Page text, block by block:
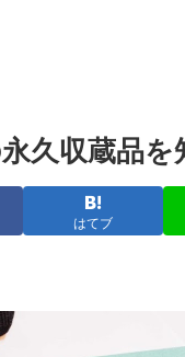
久収蔵品を
はてブ